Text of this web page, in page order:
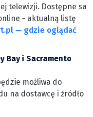
telewizji. Dostępne sa
- aktualną listę
— gdzie oglądać
Bay i Sacramento
możliwa do
na dostawcę i źródło